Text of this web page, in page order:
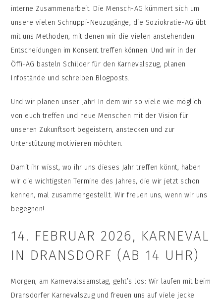
interne Zusammenarbeit. Die Mensch-AG kümmert sich um
unsere vielen Schnuppi-Neuzugänge, die Soziokratie-AG übt
mit uns Methoden, mit denen wir die vielen anstehenden
Entscheidungen im Konsent treffen können. Und wir in der
Öffi-AG basteln Schilder für den Karnevalszug, planen
Infostände und schreiben Blogposts.
Und wir planen unser Jahr! In dem wir so viele wie möglich
von euch treffen und neue Menschen mit der Vision für
unseren Zukunftsort begeistern, anstecken und zur
Unterstützung motivieren möchten.
Damit ihr wisst, wo ihr uns dieses Jahr treffen könnt, haben
wir die wichtigsten Termine des Jahres, die wir jetzt schon
kennen, mal zusammengestellt. Wir freuen uns, wenn wir uns
begegnen!
14. FEBRUAR 2026, KARNEVAL
IN DRANSDORF (AB 14 UHR)
Morgen, am Karnevalssamstag, geht’s los: Wir laufen mit beim
Dransdorfer Karnevalszug und freuen uns auf viele jecke